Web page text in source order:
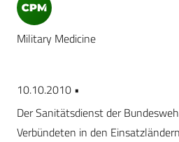
Military Medicine
10.10.2010 •
Der Sanitätsdienst der
Verbündeten in den